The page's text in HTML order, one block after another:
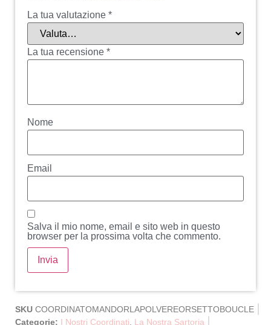
La tua valutazione *
La tua recensione *
Nome
Email
Salva il mio nome, email e sito web in questo
browser per la prossima volta che commento.
SKU COORDINATOMANDORLAPOLVEREORSETTOBOUCLE
Categorie: I Nostri Coordinati
La Nostra Sartoria